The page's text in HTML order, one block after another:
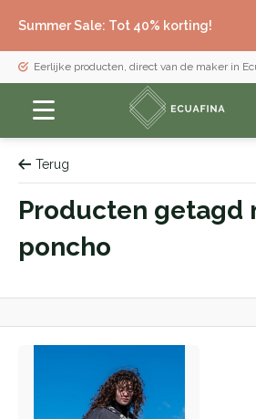
Summer Sale: Tot 40% korting!
Eerlijke producten, direct van de maker in
Terug
Producten getagd
poncho